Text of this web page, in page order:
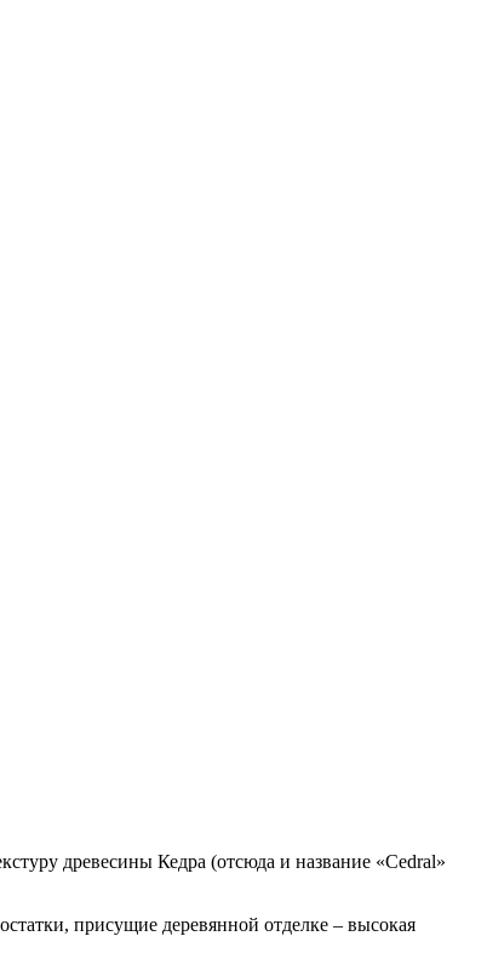
древесины Кедра (отсюда и название «Cedral»
присущие деревянной отделке – высокая